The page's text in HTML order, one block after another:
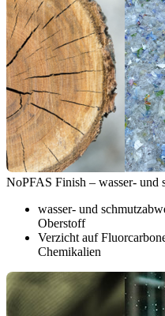
NoPFAS Finish – wasser- und
wasser- und
Oberstoff
Verzicht auf
Chemikalien